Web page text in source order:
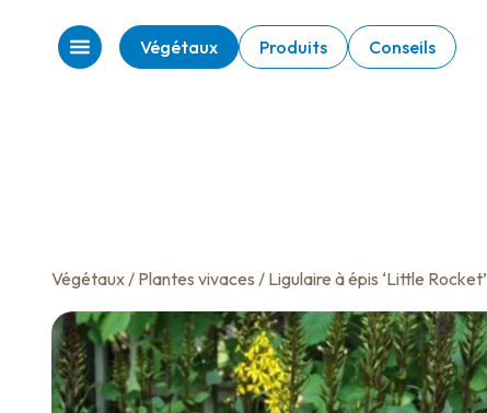
Végétaux Produits Conseils
Végétaux/ Plantes vivaces / Ligulaire à épis ‘Little Rocket’